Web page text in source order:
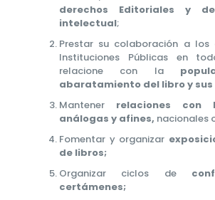
derechos Editoriales y
intelectual;
Prestar su colaboración a los
Instituciones Públicas en
relacione con la
abaratamiento del libro y sus
Mantener relaciones con
análogas y afines, nacionales
Fomentar y organizar
de libros;
Organizar ciclos de
certámenes;